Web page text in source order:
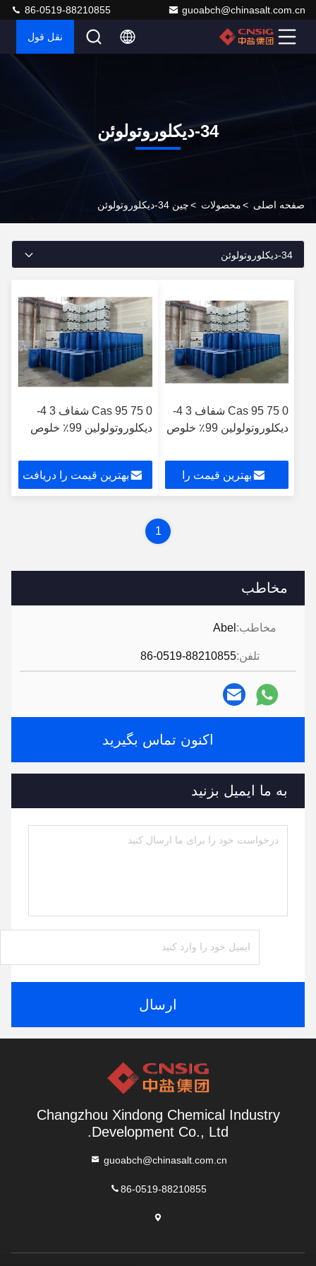
guoabch@chinasalt.com.cn
86-0519-88210855
نقل قول
34-دیکلوروتولوئن
صفحه اصلی >محصولات >چین 34-دیکلوروتولوئن
مخاطب
مخاطب: Abel
تلفن:86-0519-88210855
اکنون تماس بگیرید
به ما ایمیل بزنید
ارسال
34-دیکلوروتولوئن
Cas 95 75 0 شفاف 3 4-
دیکلوروتولولین 99٪ خلوص
بهترین قیمت را
Cas 95 75 0 شفاف 3 4-
دیکلوروتولولین 99٪ خلوص
بهترین قیمت را دریافت
1
Changzhou Xindong Chemical Industry
Development Co., Ltd.
guoabch@chinasalt.com.cn
86-0519-88210855